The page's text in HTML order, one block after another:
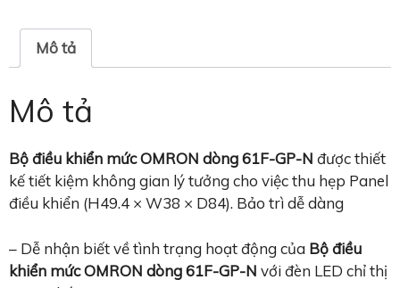
Mô tả
Mô tả
Bộ điều khiển mức OMRON dòng 61F-GP-N được thiết
kế tiết kiệm không gian lý tưởng cho việc thu hẹp Panel
điều khiển (H49.4 × W38 × D84). Bảo trì dễ dàng
– Dễ nhận biết về tình trạng hoạt động của Bộ điều
khiển mức OMRON dòng 61F-GP-N với đèn LED chỉ thị